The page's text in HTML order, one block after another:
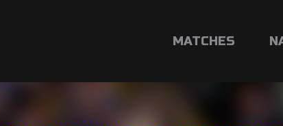
MATCHES